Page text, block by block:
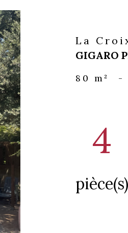
La
GIGARO
80 m² -
4
pièce(s)